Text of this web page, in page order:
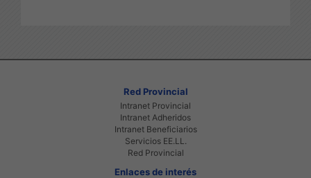
Red Provincial
Intranet Provincial
Intranet Adheridos
Intranet Beneficiarios
Servicios EE.LL.
Red Provincial
Enlaces de interés